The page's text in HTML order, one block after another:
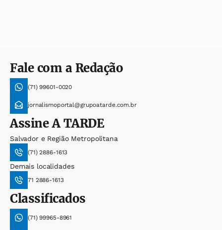
Fale com a Redação
(71) 99601-0020
jornalismoportal@grupoatarde.com.br
AssineA TARDE
Salvador e Região Metropolitana
(71) 2886-1613
Demais localidades
71 2886-1613
Classificados
(71) 99965-8961